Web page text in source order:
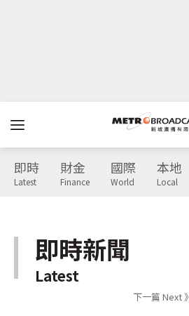
即時
Latest
財金
Finance
國際
World
本地
Local
即時新聞
Latest
下一篇 Next 》